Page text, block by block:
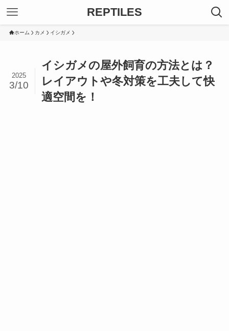
REPTILES
ホーム カメ イシガメ
イシガメの屋外飼育の方法とは？
レイアウトや冬対策を工夫して快
適空間を！
2025
3/10